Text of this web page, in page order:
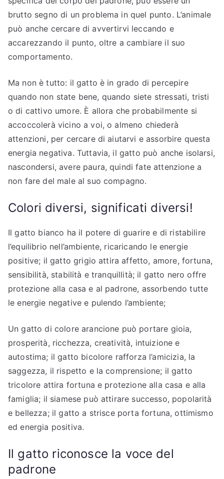
brutto segno di un problema in quel punto. L’animale
può anche cercare di avvertirvi leccando e
accarezzando il punto, oltre a cambiare il suo
comportamento.
Ma non è tutto: il gatto è in grado di percepire
quando non state bene, quando siete stressati, tristi
o di cattivo umore. È allora che probabilmente si
accoccolerà vicino a voi, o almeno chiederà
attenzioni, per cercare di aiutarvi e assorbire questa
energia negativa. Tuttavia, il gatto può anche isolarsi,
nascondersi, avere paura, quindi fate attenzione a
non fare del male al suo compagno.
Colori diversi, significati diversi!
Il gatto bianco ha il potere di guarire e di ristabilire
l’equilibrio nell’ambiente, ricaricando le energie
positive; il gatto grigio attira affetto, amore, fortuna,
sensibilità, stabilità e tranquillità; il gatto nero offre
protezione alla casa e al padrone, assorbendo tutte
le energie negative e pulendo l’ambiente;
Un gatto di colore arancione può portare gioia,
prosperità, ricchezza, creatività, intuizione e
autostima; il gatto bicolore rafforza l’amicizia, la
saggezza, il rispetto e la comprensione; il gatto
tricolore attira fortuna e protezione alla casa e alla
famiglia; il siamese può attirare successo, popolarità
e bellezza; il gatto a strisce porta fortuna, ottimismo
ed energia positiva.
Il gatto riconosce la voce del
padrone